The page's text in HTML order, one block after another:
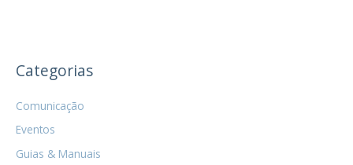
Categorias
Comunicação
Eventos
Guias & Manuais